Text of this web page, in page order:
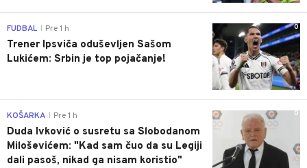
0
FUDBAL Pre 1 h
Trener Ipsviča oduševljen Sašom
Lukićem: Srbin je top pojačanje!
0
KOŠARKA Pre 1 h
Duda Ivković o susretu sa Slobodanom
Miloševićem: "Kad sam čuo da su Legiji
dali pasoš, nikad ga nisam koristio"